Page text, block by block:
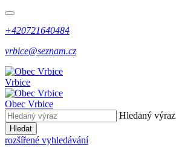
+420721640484
vrbice@seznam.cz
Vrbice
Obec Vrbice
Hledaný výraz
Hledat
rozšířené vyhledávání